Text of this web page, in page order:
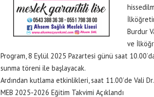
Burdur
ve
Program, 8 Eylül 2025 Pazartesi günü saat
sunma töreni ile başlayacak.
Ardından kutlama etkinlikleri, saat 11.00’de Vali
MEB 2025-2026 Eğitim Takvimi Açıklandı